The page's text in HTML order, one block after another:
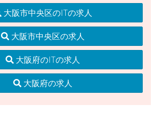
大阪市中央区のITの求人
大阪市中央区の求人
大阪府のITの求人
大阪府の求人